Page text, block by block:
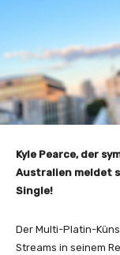
Kyle Pearce, der
Australien meldet
Single!
Der Multi-Platin-
Streams in seinem